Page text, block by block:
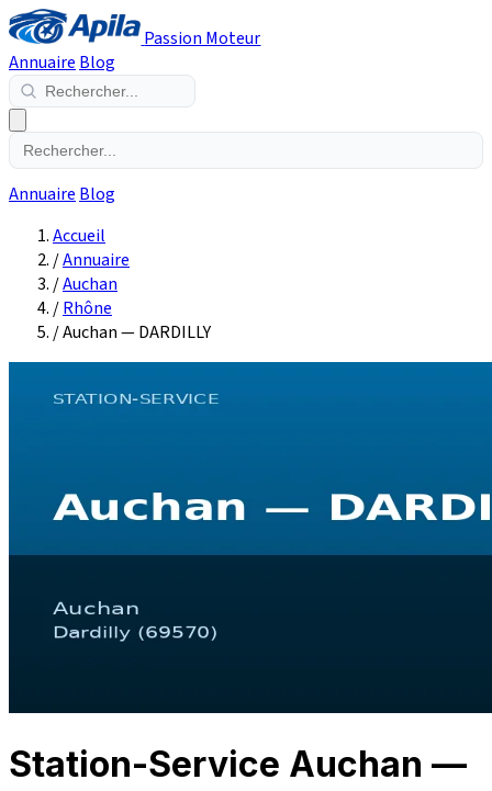
Passion Moteur
Annuaire Blog
Annuaire Blog
Accueil
/Annuaire
/Auchan
/Rhône
/Auchan — DARDILLY
Station-Service Auchan —